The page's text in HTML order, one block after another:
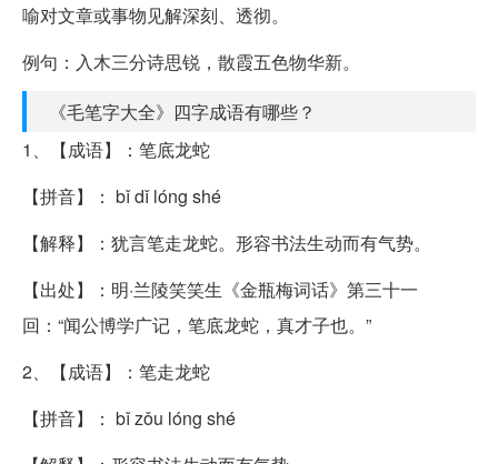
喻对文章或事物见解深刻、透彻。
例句：入木三分诗思锐，散霞五色物华新。
《毛笔字大全》四字成语有哪些？
1、【成语】：笔底龙蛇
【拼音】： bǐ dǐ lóng shé
【解释】：犹言笔走龙蛇。形容书法生动而有气势。
【出处】：明·兰陵笑笑生《金瓶梅词话》第三十一
回：“闻公博学广记，笔底龙蛇，真才子也。”
2、【成语】：笔走龙蛇
【拼音】： bǐ zǒu lóng shé